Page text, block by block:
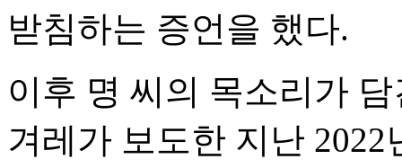
받침하는 증언을 했다.
이후 명 씨의 목소리가
겨레가 보도한 지난